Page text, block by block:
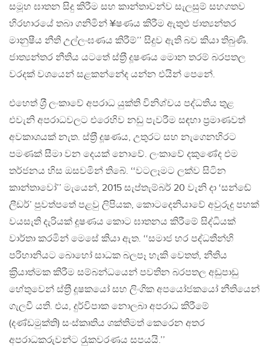
සමූහ ඝාතන සිදු කිරීම සහ කාන්තාවන්ව සැලසුම් සහගතව
හිරභාරයේ තබා ගනිමින් ¥ෂණය කිරීම ඇතුළු ජාත්‍යන්තර
මානුෂීය නීති උල්ලංඝණය කිරීම්’’ සිදුව ඇති බව කියා තිබුණි.
ජාත්‍යන්තර නීතිය යටතේ ස්ත‍්‍රී දූෂණය මොන තරම් බරපතල
වරදක් වශයෙන් සළකන්නේද යන්න එයින් පෙනේ.
එහෙත් ශ‍්‍රී ලංකාවේ අපරාධ යුක්ති විනිශ්චය පද්ධතිය තුළ
එවැනි අපරාධවලට එරෙහිව නඩු පැවරීම සඳහා ප‍්‍රමාණවත්
අවකාශයක් නැත. ස්ත‍්‍රී දූෂණය, උතුරට සහ නැගෙනහිරට
පමණක් සීමා වන දෙයක් නොවේ. ලංකාවේ දකුණේද එම
තර්ජනය හිස ඔසවමින් තිබේ. ‘‘වටලෑමට ලක්ව සිටින
කාන්තාවෝ’’ මැයෙන්, 2015 සැප්තැම්බර් 20 වැනි දා ‘සන්ඬේ
ලීඩර්’ පුවත්පතේ පළවු ලිපියක, කොටදෙනියාවේ අවුරුදු පහක්
වයසැති දැරියක් දූෂණය කොට ඝාතනය කිරීමේ සිද්ධියක්
වාර්තා කරමින් මෙසේ කියා ඇත. ‘‘සමාජ හර පද්ධතීන්හි
පරිහානියට බොහෝ සාධක බලපෑ හැකි වෙතත්, නීතිය
ක‍්‍රියාත්මක කිරීම සම්බන්ධයෙන් පවතින බරපතල අඩුපාඩු
හේතුවෙන් ස්ත‍්‍රී දූෂකයෝ සහ ලිංගික අපයෝජකයෝ නීතියෙන්
ගැලවී යති. එය, දුර්විපාක නොලබා අපරාධ කිරීමේ
(දණ්ඩමුක්ති) සංස්කෘතිය ශක්තිමත් කෙරෙන අතර
අපරාධකරුවන්ට රැුකවරණය සපයයි.’’